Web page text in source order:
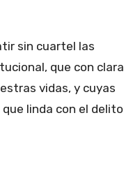
sin cuartel las
que con clara
vidas, y cuyas
linda con el delito